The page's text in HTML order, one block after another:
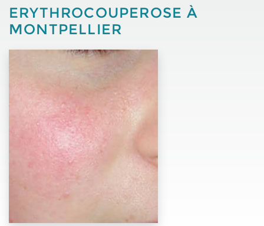
ERYTHROCOUPEROSE À
MONTPELLIER